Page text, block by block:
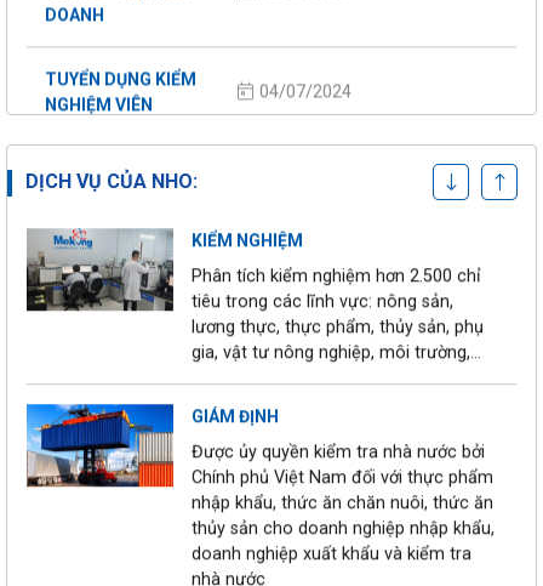
DOANH
TUYỂN DỤNG KIỂM
NGHIỆM VIÊN
04/07/2024
Tuyển dụng tháng 5
TUYỂN DỤNG KIỂM
NGHIỆM VIÊN
13/05/2024
TUYỂN DỤNG NHÂN
13/05/2024
TUYỂN DỤNG
CHUYÊN VIÊN KIỂM
NGHIỆM SẮC KÝ
27/06/2022
DỊCH VỤ CỦA NHO:
CHỨNG NHẬN
Chứng nhận hơn 36 tiêu chuẩn trong
và ngoài nước cho trang trại và nhà
KIỂM NGHIỆM
Phân tích kiểm nghiệm hơn 2.500 chỉ
tiêu trong các lĩnh vực: nông sản,
lương thực, thực phẩm, thủy sản, phụ
gia, vật tư nông nghiệp, môi trường,…
GIÁM ĐỊNH
Được ủy quyền kiểm tra nhà nước bởi
Chính phủ Việt Nam đối với thực phẩm
nhập khẩu, thức ăn chăn nuôi, thức ăn
thủy sản cho doanh nghiệp nhập khẩu,
doanh nghiệp xuất khẩu và kiểm tra
nhà nước